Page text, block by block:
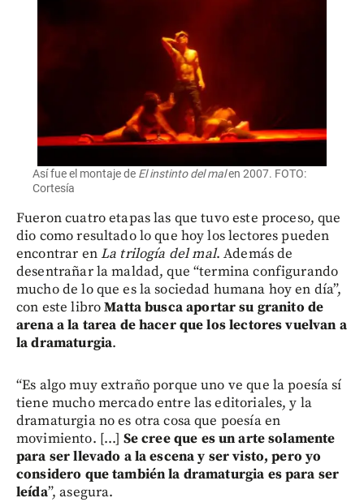
Así fue el montaje de El instinto del malen 2007. FOTO:
Cortesía
Fueron cuatro etapas las que tuvo este proceso, que
dio como resultado lo que hoy los lectores pueden
encontrar enLa trilogía del mal. Además de
desentrañar la maldad, que “termina configurando
mucho de lo que es la sociedad humana hoy en día”,
con este libroMatta busca aportar su granito de
arena a la tarea de hacer que los lectores vuelvan a
la dramaturgia.
“Es algo muy extraño porque uno ve que la poesía sí
tiene mucho mercado entre las editoriales, y la
dramaturgia no es otra cosa que poesía en
movimiento. [...] Se cree que es un arte solamente
para ser llevado a la escena y ser visto, pero yo
considero que también la dramaturgia es para ser
leída”, asegura.